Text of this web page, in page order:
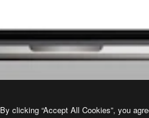
By clicking “Accept All Cookies”, you